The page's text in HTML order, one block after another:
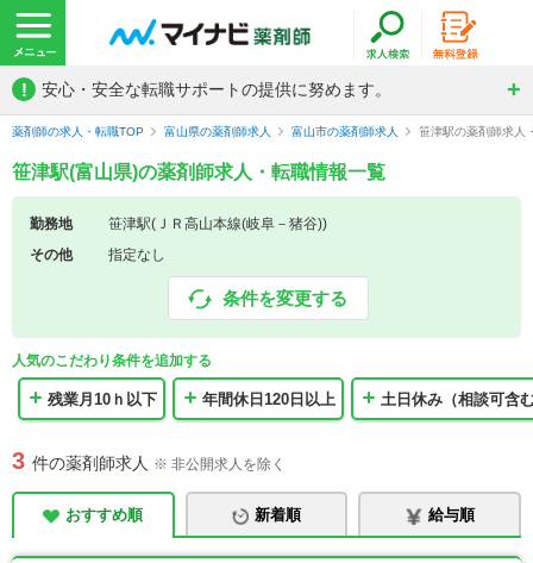
! 安心・安全な転職サポートの提供に努めます。
薬剤師の求人・転職TOP 富山県の薬剤師求人 富山市の薬剤師求人 笹津駅の薬剤師求人
笹津駅(富山県)の薬剤師求人・転職情報一覧
勤務地
笹津駅(ＪＲ高山本線(岐阜－猪谷))
その他
指定なし
条件を変更する
人気のこだわり条件を追加する
残業月10ｈ以下 年間休日120日以上 土日休み（相談可含
3 件の薬剤師求人 ※ 非公開求人を除く
おすすめ順 新着順 給与順